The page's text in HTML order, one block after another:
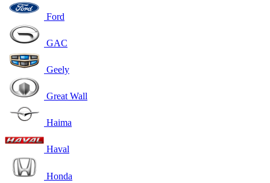
Ford
GAC
Geely
Great Wall
Haima
Haval
Honda